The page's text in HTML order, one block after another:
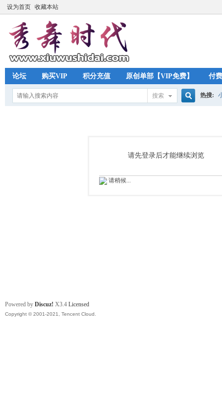
设为首页 收藏本站
论坛 购买VIP 积分充值 原创单部【VIP免费】 付
搜索
索
热搜:
请先登录后才能继续浏览
请稍候...
Powered by Discuz! X3.4 Licensed
Copyright © 2001-2021, Tencent Cloud.